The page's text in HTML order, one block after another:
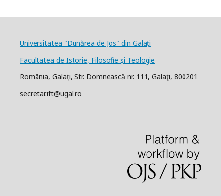
Universitatea "Dunărea de Jos" din Galați
Facultatea de Istorie, Filosofie și Teologie
România, Galați, Str. Domnească nr. 111, Galaţi, 800201
secretar.ift@ugal.ro